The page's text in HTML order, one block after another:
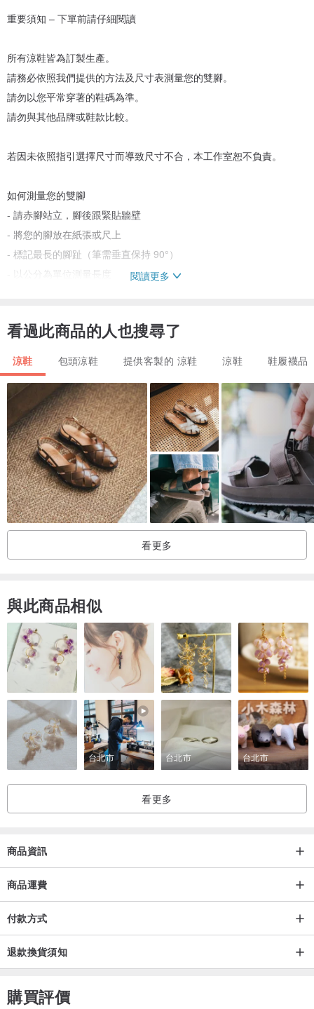
重要須知 – 下單前請仔細閱讀
所有涼鞋皆為訂製生產。
請務必依照我們提供的方法及尺寸表測量您的雙腳。
請勿以您平常穿著的鞋碼為準。
請勿與其他品牌或鞋款比較。
若因未依照指引選擇尺寸而導致尺寸不合，本工作室恕不負責。
如何測量您的雙腳
- 請赤腳站立，腳後跟緊貼牆壁
- 將您的腳放在紙張或尺上
- 標記最長的腳趾（筆需垂直保持 90°）
- 以公分為單位測量長度
❗ 請勿使用捲尺
關於 Cowshu 皮革
Cowshu Leather 是泰國一間小型皮革工作室，擁有超過 28 年的豐富
經驗 (自 1997 年起)。我們專精於手工皮革涼鞋、皮帶、錶帶及其他
皮革製品。
每雙鞋皆由我們悉心手工製作，選用頂級真皮與高品質材料。
材質與舒適度
• 鞋面：植物鞣製牛皮
• 手工鞣製皮革，柔軟舒適且具彈性
皮革會隨著時間使用，變得更加柔軟、色澤加深，並散發自然的溫潤
光澤。
所有產品皆為訂製。
若您有：
腳板偏寬或偏窄
拇指外翻
提供 15 種尺寸 (34–48)
請測量您的雙腳並與我們的尺寸表比較 (請參閱圖片)
提供客製化壓印姓名服務 (最多 7 個英文字母)
閱讀更多
看過此商品的人也搜尋了
涼鞋 包頭涼鞋 提供客製的 涼鞋 涼鞋 鞋履襪品
看更多
與此商品相似
台北市 台北市 台北市
看更多
商品資訊
商品運費
付款方式
退款換貨須知
購買評價